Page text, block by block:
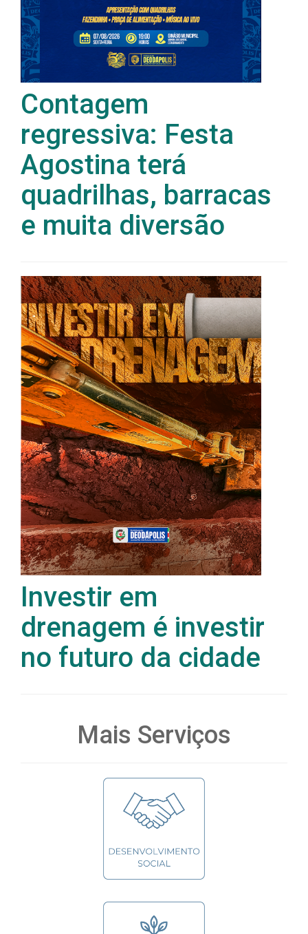
Contagem
regressiva: Festa
Agostina terá
quadrilhas, barracas
e muita diversão
Investir em
drenagem é investir
no futuro da cidade
Mais Serviços